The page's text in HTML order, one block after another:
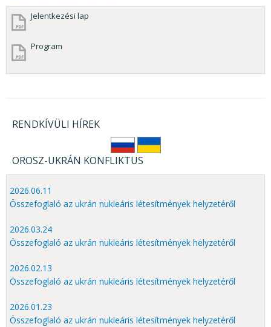
Jelentkezési lap
Program
RENDKÍVÜLI HÍREK
OROSZ-UKRÁN KONFLIKTUS
2026.06.11
Összefoglaló az ukrán nukleáris létesítmények helyzetéről
2026.03.24
Összefoglaló az ukrán nukleáris létesítmények helyzetéről
2026.02.13
Összefoglaló az ukrán nukleáris létesítmények helyzetéről
2026.01.23
Összefoglaló az ukrán nukleáris létesítmények helyzetéről